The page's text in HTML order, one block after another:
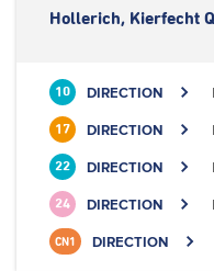
Hollerich, Kierfecht
10 DIRECTION
17 DIRECTION
22 DIRECTION
24 DIRECTION
CN1 DIRECTION